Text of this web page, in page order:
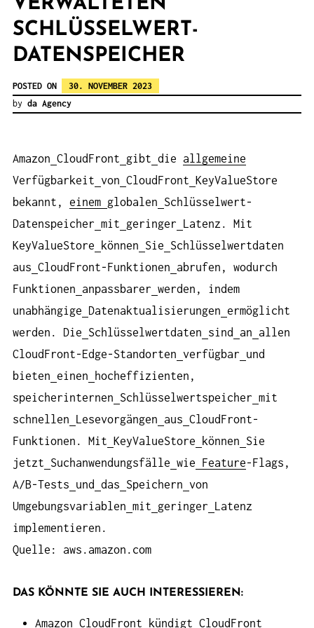
SCHLÜSSELWERT-
DATENSPEICHER
POSTED ON
30. NOVEMBER 2023
by da Agency
Amazon CloudFront gibt die allgemeine
Verfügbarkeit von CloudFront KeyValueStore
bekannt, einem globalen
Schlüsselwert-
Datenspeicher mit geringer
Latenz. Mit
KeyValueStore
können Sie
Schlüsselwertdaten
aus CloudFront-Funktionen
abrufen, wodurch
Funktionen
anpassbarer werden, indem
unabhängige
Datenaktualisierungen ermöglicht
werden. Die
Schlüsselwertdaten sind an
allen
CloudFront-Edge-Standorten verfügbar
und
bieten einen
hocheffizienten,
speicherinternen
Schlüsselwertspeicher mit
schnellen
Lesevorgängen aus CloudFront-
Funktionen. Mit KeyValueStore können
Sie
jetzt
Suchanwendungsfälle wie Feature-Flags,
A/B-Tests
und das Speichern von
Umgebungsvariablen mit geringer
Latenz
implementieren.
Quelle: aws.amazon.com
DAS KÖNNTE SIE AUCH INTERESSIEREN:
Amazon CloudFront kündigt CloudFront